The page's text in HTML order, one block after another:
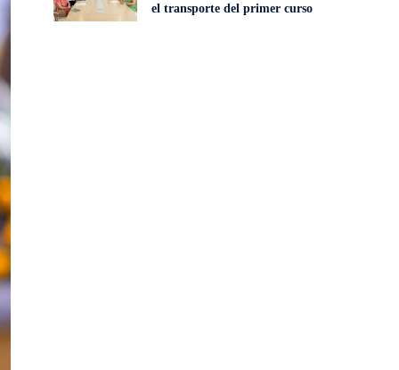
el transporte del primer curso